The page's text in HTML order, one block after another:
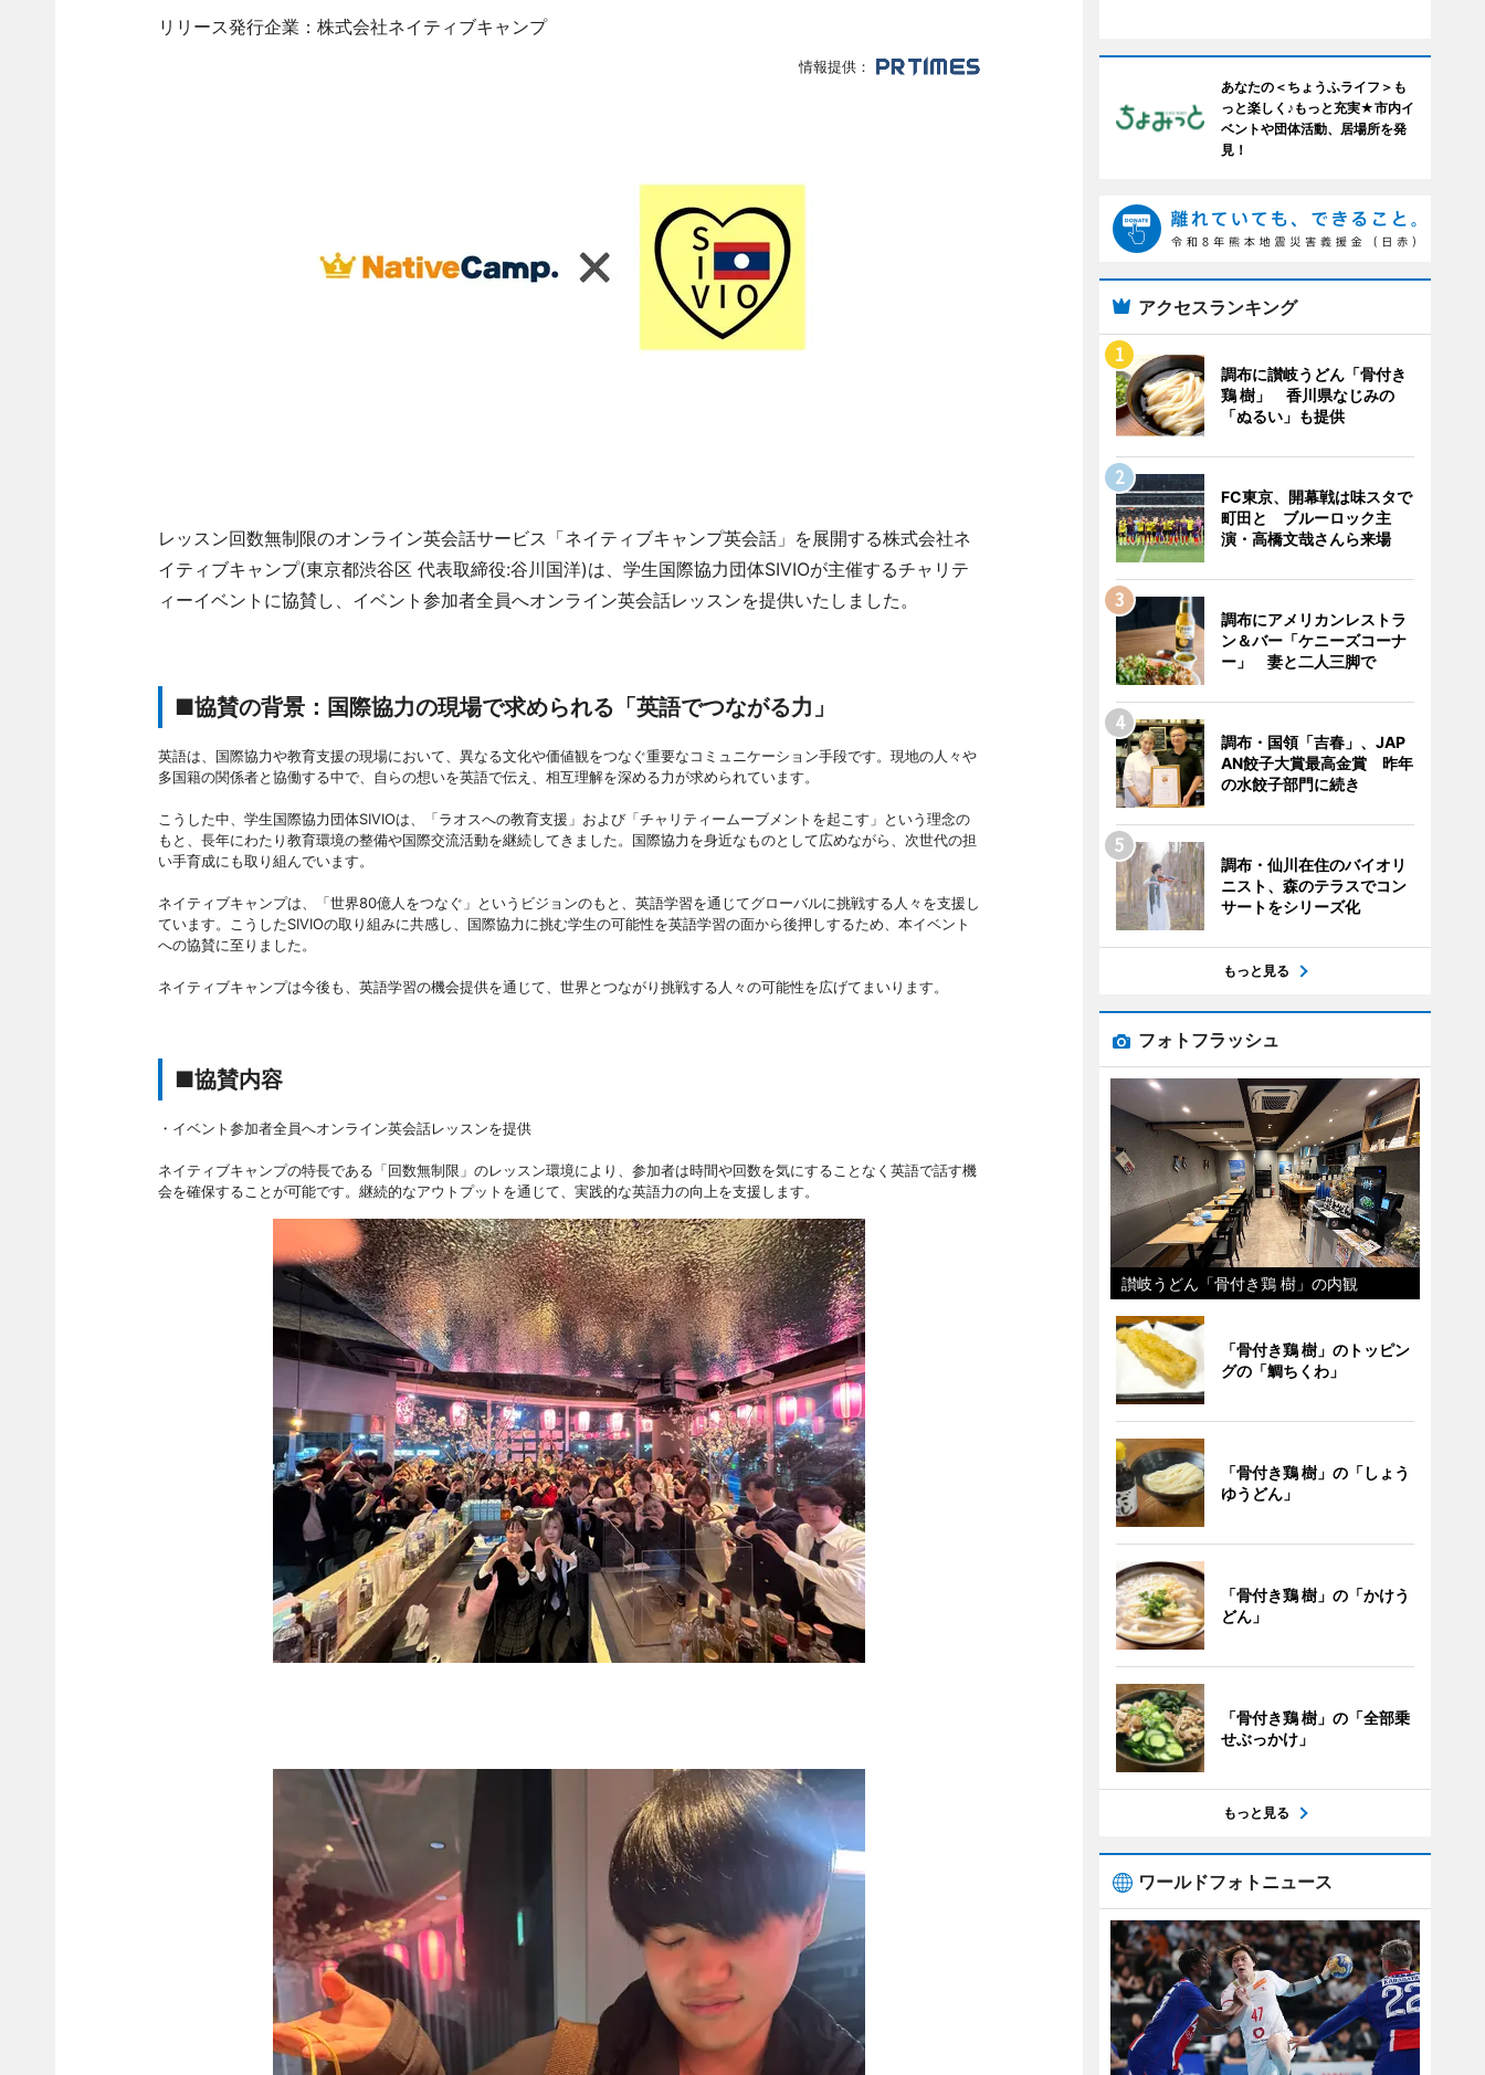
リリース発行企業：株式会社ネイティブキャンプ
情報提供：
レッスン回数無制限のオンライン英会話サービス「ネイティブキャンプ英会話」を展開する株式会社ネ
イティブキャンプ(東京都渋谷区 代表取締役:谷川国洋)は、学生国際協力団体SIVIOが主催するチャリテ
ィーイベントに協賛し、イベント参加者全員へオンライン英会話レッスンを提供いたしました。
■協賛の背景：国際協力の現場で求められる「英語でつながる力」
英語は、国際協力や教育支援の現場において、異なる文化や価値観をつなぐ重要なコミュニケーション手段です。現地の人々や
多国籍の関係者と協働する中で、自らの想いを英語で伝え、相互理解を深める力が求められています。
こうした中、学生国際協力団体SIVIOは、「ラオスへの教育支援」および「チャリティームーブメントを起こす」という理念の
もと、長年にわたり教育環境の整備や国際交流活動を継続してきました。国際協力を身近なものとして広めながら、次世代の担
い手育成にも取り組んでいます。
ネイティブキャンプは、「世界80億人をつなぐ」というビジョンのもと、英語学習を通じてグローバルに挑戦する人々を支援し
ています。こうしたSIVIOの取り組みに共感し、国際協力に挑む学生の可能性を英語学習の面から後押しするため、本イベント
への協賛に至りました。
ネイティブキャンプは今後も、英語学習の機会提供を通じて、世界とつながり挑戦する人々の可能性を広げてまいります。
■協賛内容
・イベント参加者全員へオンライン英会話レッスンを提供
ネイティブキャンプの特長である「回数無制限」のレッスン環境により、参加者は時間や回数を気にすることなく英語で話す機
会を確保することが可能です。継続的なアウトプットを通じて、実践的な英語力の向上を支援します。
あなたの＜ちょうふライフ＞も
っと楽しく♪もっと充実★市内イ
ベントや団体活動、居場所を発
見！
アクセスランキング
調布に讃岐うどん「骨付き
鶏 樹」 香川県なじみの
「ぬるい」も提供
FC東京、開幕戦は味スタで
町田と ブルーロック主
演・高橋文哉さんら来場
調布にアメリカンレストラ
ン＆バー「ケニーズコーナ
ー」 妻と二人三脚で
調布・国領「吉春」、JAP
AN餃子大賞最高金賞 昨年
の水餃子部門に続き
調布・仙川在住のバイオリ
ニスト、森のテラスでコン
サートをシリーズ化
もっと見る
フォトフラッシュ
讃岐うどん「骨付き鶏 樹」の内観
「骨付き鶏 樹」のトッピン
グの「鯛ちくわ」
「骨付き鶏 樹」の「しょう
ゆうどん」
「骨付き鶏 樹」の「かけう
どん」
「骨付き鶏 樹」の「全部乗
せぶっかけ」
もっと見る
ワールドフォトニュース